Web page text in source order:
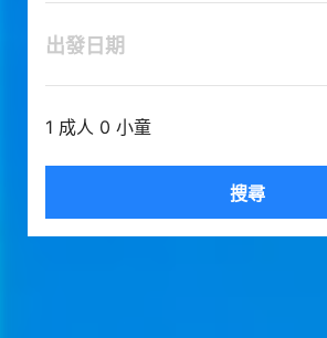
出發日期
1 成人 0 小童
搜尋